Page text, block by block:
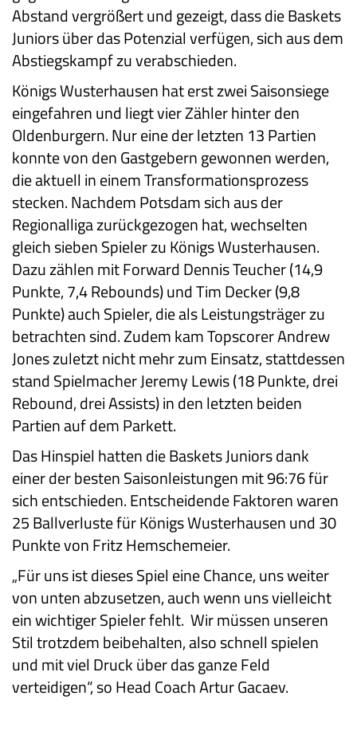
Abstand vergrößert und gezeigt, dass die Baskets
Juniors über das Potenzial verfügen, sich aus dem
Abstiegskampf zu verabschieden.
Königs Wusterhausen hat erst zwei Saisonsiege
eingefahren und liegt vier Zähler hinter den
Oldenburgern. Nur eine der letzten 13 Partien
konnte von den Gastgebern gewonnen werden,
die aktuell in einem Transformationsprozess
stecken. Nachdem Potsdam sich aus der
Regionalliga zurückgezogen hat, wechselten
gleich sieben Spieler zu Königs Wusterhausen.
Dazu zählen mit Forward Dennis Teucher (14,9
Punkte, 7,4 Rebounds) und Tim Decker (9,8
Punkte) auch Spieler, die als Leistungsträger zu
betrachten sind. Zudem kam Topscorer Andrew
Jones zuletzt nicht mehr zum Einsatz, stattdessen
stand Spielmacher Jeremy Lewis (18 Punkte, drei
Rebound, drei Assists) in den letzten beiden
Partien auf dem Parkett.
Das Hinspiel hatten die Baskets Juniors dank
einer der besten Saisonleistungen mit 96:76 für
sich entschieden. Entscheidende Faktoren waren
25 Ballverluste für Königs Wusterhausen und 30
Punkte von Fritz Hemschemeier.
„Für uns ist dieses Spiel eine Chance, uns weiter
von unten abzusetzen, auch wenn uns vielleicht
ein wichtiger Spieler fehlt. Wir müssen unseren
Stil trotzdem beibehalten, also schnell spielen
und mit viel Druck über das ganze Feld
verteidigen“, so Head Coach Artur Gacaev.